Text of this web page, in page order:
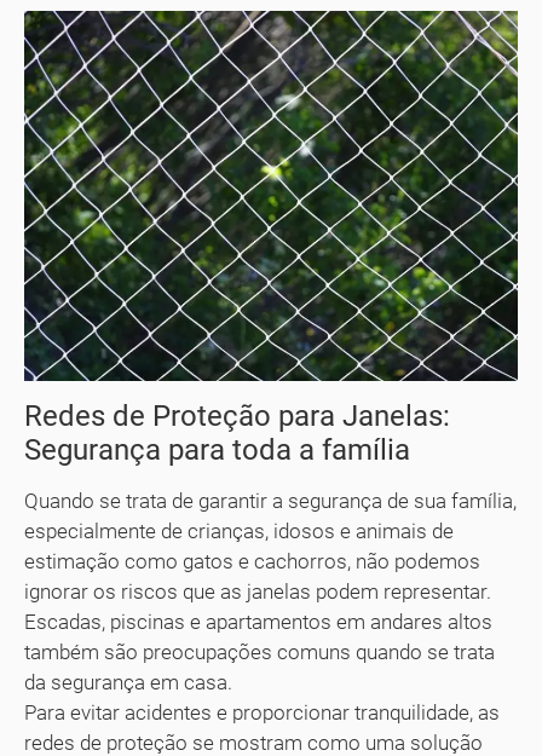
Redes de Proteção para Janelas:
Segurança para toda a família
Quando se trata de garantir a segurança de sua família,
especialmente de crianças, idosos e animais de
estimação como gatos e cachorros, não podemos
ignorar os riscos que as janelas podem representar.
Escadas, piscinas e apartamentos em andares altos
também são preocupações comuns quando se trata
da segurança em casa.
Para evitar acidentes e proporcionar tranquilidade, as
redes de proteção se mostram como uma solução